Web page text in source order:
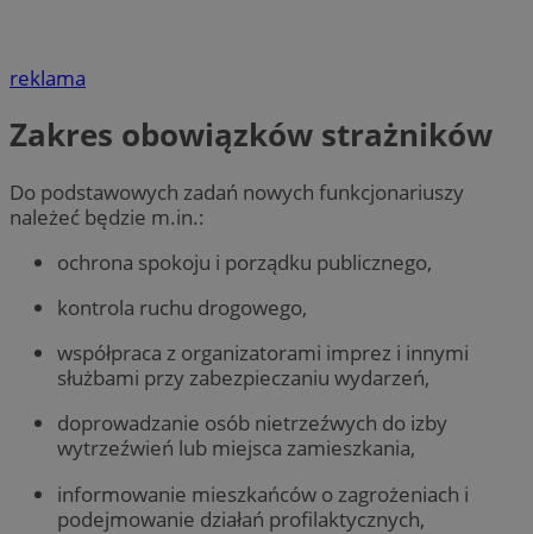
reklama
Zakres obowiązków strażników
Do podstawowych zadań nowych funkcjonariuszy
należeć będzie m.in.:
ochrona spokoju i porządku publicznego,
kontrola ruchu drogowego,
współpraca z organizatorami imprez i innymi
służbami przy zabezpieczaniu wydarzeń,
doprowadzanie osób nietrzeźwych do izby
wytrzeźwień lub miejsca zamieszkania,
informowanie mieszkańców o zagrożeniach i
podejmowanie działań profilaktycznych,